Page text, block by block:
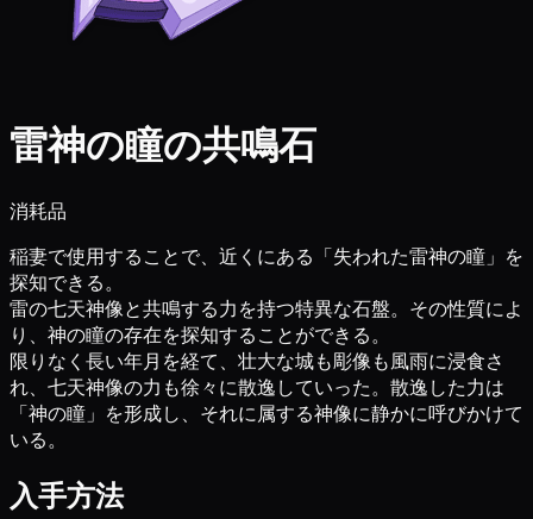
雷神の瞳の共鳴石
消耗品
稲妻で使用することで、近くにある「失われた雷神の瞳」を
探知できる。
雷の七天神像と共鳴する力を持つ特異な石盤。その性質によ
り、神の瞳の存在を探知することができる。
限りなく長い年月を経て、壮大な城も彫像も風雨に浸食さ
れ、七天神像の力も徐々に散逸していった。散逸した力は
「神の瞳」を形成し、それに属する神像に静かに呼びかけて
いる。
入手方法